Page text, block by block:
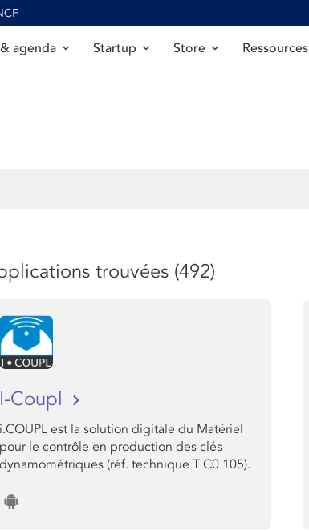
agenda Startup Store Ressources
trouvées (492)
I-Coupl
i.COUPL est la solution digitale du Matériel
pour le contrôle en production des clés
dynamométriques (réf. technique T C0 105).